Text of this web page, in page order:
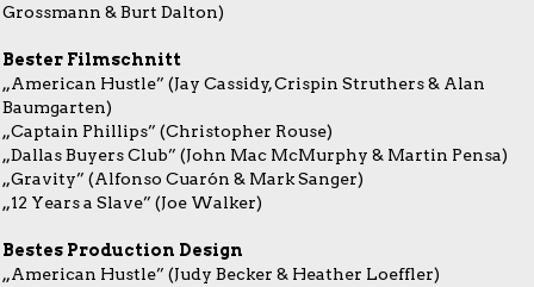
Grossmann & Burt Dalton)
Bester Filmschnitt
„American Hustle” (Jay Cassidy, Crispin Struthers & Alan
Baumgarten)
„Captain Phillips” (Christopher Rouse)
„Dallas Buyers Club” (John Mac McMurphy & Martin Pensa)
„Gravity” (Alfonso Cuarón & Mark Sanger)
„12 Years a Slave” (Joe Walker)
Bestes Production Design
„American Hustle” (Judy Becker & Heather Loeffler)